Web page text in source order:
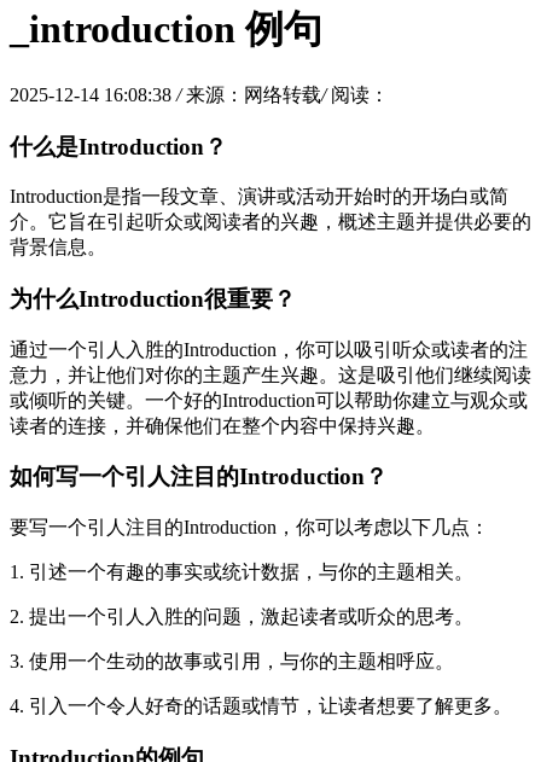
_introduction 例句
2025-12-14 16:08:38 / 来源：网络转载/ 阅读：
什么是Introduction？
Introduction是指一段文章、演讲或活动开始时的开场白或简
介。它旨在引起听众或阅读者的兴趣，概述主题并提供必要的
背景信息。
为什么Introduction很重要？
通过一个引人入胜的Introduction，你可以吸引听众或读者的注
意力，并让他们对你的主题产生兴趣。这是吸引他们继续阅读
或倾听的关键。一个好的Introduction可以帮助你建立与观众或
读者的连接，并确保他们在整个内容中保持兴趣。
如何写一个引人注目的Introduction？
要写一个引人注目的Introduction，你可以考虑以下几点：
1. 引述一个有趣的事实或统计数据，与你的主题相关。
2. 提出一个引人入胜的问题，激起读者或听众的思考。
3. 使用一个生动的故事或引用，与你的主题相呼应。
4. 引入一个令人好奇的话题或情节，让读者想要了解更多。